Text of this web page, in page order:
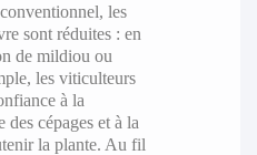
les
sont réduites : en
de mildiou ou
les viticulteurs
à la
des cépages et à la
la plante. Au fil